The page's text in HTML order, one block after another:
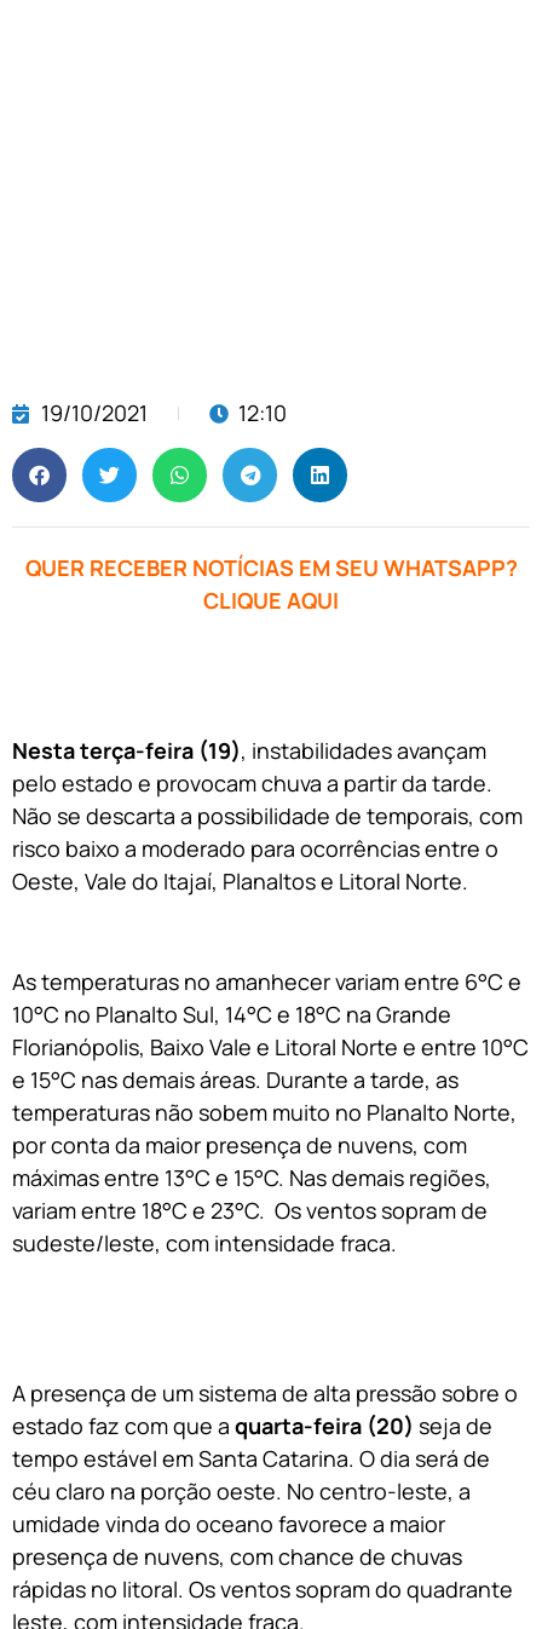
19/10/2021 12:10
QUER RECEBER NOTÍCIAS EM SEU WHATSAPP?
CLIQUE AQUI
Nesta terça-feira (19), instabilidades avançam
pelo estado e provocam chuva a partir da tarde.
Não se descarta a possibilidade de temporais, com
risco baixo a moderado para ocorrências entre o
Oeste, Vale do Itajaí, Planaltos e Litoral Norte.
As temperaturas no amanhecer variam entre 6°C e
10°C no Planalto Sul, 14°C e 18°C na Grande
Florianópolis, Baixo Vale e Litoral Norte e entre 10°C
e 15°C nas demais áreas. Durante a tarde, as
temperaturas não sobem muito no Planalto Norte,
por conta da maior presença de nuvens, com
máximas entre 13°C e 15°C. Nas demais regiões,
variam entre 18°C e 23°C. Os ventos sopram de
sudeste/leste, com intensidade fraca.
A presença de um sistema de alta pressão sobre o
estado faz com que a quarta-feira (20) seja de
tempo estável em Santa Catarina. O dia será de
céu claro na porção oeste. No centro-leste, a
umidade vinda do oceano favorece a maior
presença de nuvens, com chance de chuvas
rápidas no litoral. Os ventos sopram do quadrante
leste, com intensidade fraca.